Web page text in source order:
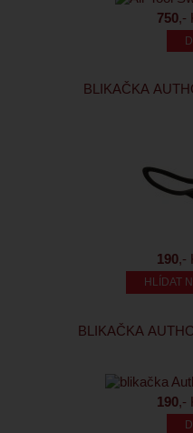
750,-
BLIKAČKA
190,-
HLÍDAT
BLIKAČKA
190,-